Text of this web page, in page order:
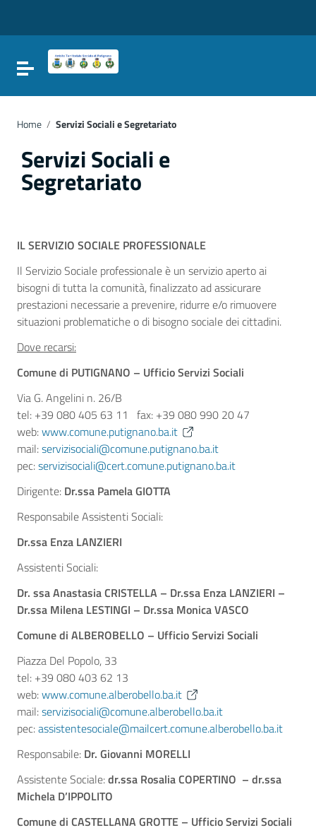
Vai al footer
Attiva / disattiva la navigazione
Home / Servizi Sociali e Segretariato
Servizi Sociali e
Segretariato
IL SERVIZIO SOCIALE PROFESSIONALE
Il Servizio Sociale professionale è un servizio aperto ai
bisogni di tutta la comunità, finalizzato ad assicurare
prestazioni necessarie a prevenire, ridurre e/o rimuovere
situazioni problematiche o di bisogno sociale dei cittadini.
Dove recarsi:
Comune di PUTIGNANO – Ufficio Servizi Sociali
Via G. Angelini n. 26/B
tel: +39 080 405 63 11 fax: +39 080 990 20 47
web:www.comune.putignano.ba.it
mail:servizisociali@comune.putignano.ba.it
pec:servizisociali@cert.comune.putignano.ba.it
Dirigente: Dr.ssa Pamela GIOTTA
Responsabile Assistenti Sociali:
Dr.ssa Enza LANZIERI
Assistenti Sociali:
Dr. ssa Anastasia CRISTELLA – Dr.ssa Enza LANZIERI –
Dr.ssa Milena LESTINGI – Dr.ssa Monica VASCO
Comune di ALBEROBELLO – Ufficio Servizi Sociali
Piazza Del Popolo, 33
tel: +39 080 403 62 13
web:www.comune.alberobello.ba.it
mail:servizisociali@comune.alberobello.ba.it
pec:assistentesociale@mailcert.comune.alberobello.ba.it
Responsabile: Dr. Giovanni MORELLI
Assistente Sociale:dr.ssa Rosalia COPERTINO – dr.ssa
Michela D’IPPOLITO
Comune di CASTELLANA GROTTE – Ufficio Servizi Sociali